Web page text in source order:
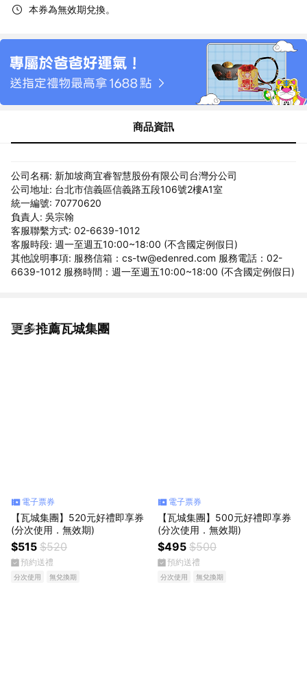
本券為無效期兌換。
商品資訊
公司名稱: 新加坡商宜睿智慧股份有限公司台灣分公司
公司地址: 台北市信義區信義路五段106號2樓A1室
統一編號: 70770620
負責人: 吳宗翰
客服聯繫方式: 02-6639-1012
客服時段: 週一至週五10:00~18:00 (不含國定例假日)
其他說明事項: 服務信箱：cs-tw@edenred.com 服務電話：02-
6639-1012 服務時間：週一至週五10:00~18:00 (不含國定例假日)
更多推薦瓦城集團
看更多
電子票券
【瓦城集團】520元好禮即享券
(分次使用．無效期)
$515 $520
預約送禮
分次使用 無兌換期
電子票券
【瓦城集團】500元好禮即享券
(分次使用．無效期)
$495 $500
預約送禮
分次使用 無兌換期